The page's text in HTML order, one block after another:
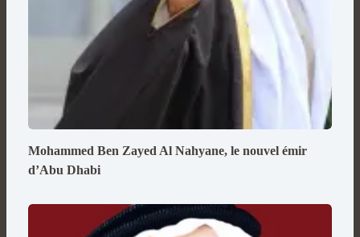
Mohammed Ben Zayed Al Nahyane, le nouvel émir
d’Abu Dhabi